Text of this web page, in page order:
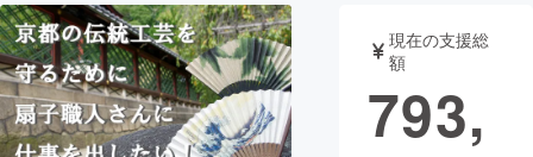
アート・写真 音楽
テクノロジー・ガジェット ゲーム・サ
現在の支援総
額
793,